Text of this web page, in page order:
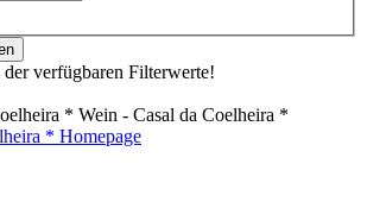
verfügbaren Filterwerte!
Wein - Casal da Coelheira *
* Homepage